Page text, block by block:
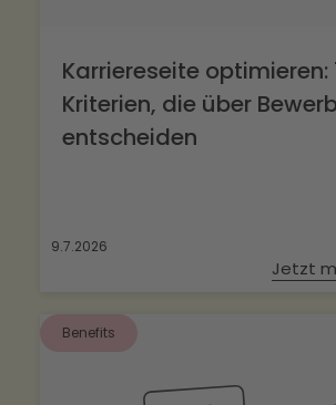
Karriereseite optimieren:
Kriterien, die über
entscheiden
9.7.2026
Jetzt
Benefits